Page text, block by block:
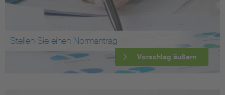
Stellen Sie einen Normantrag
Vorschlag äußern